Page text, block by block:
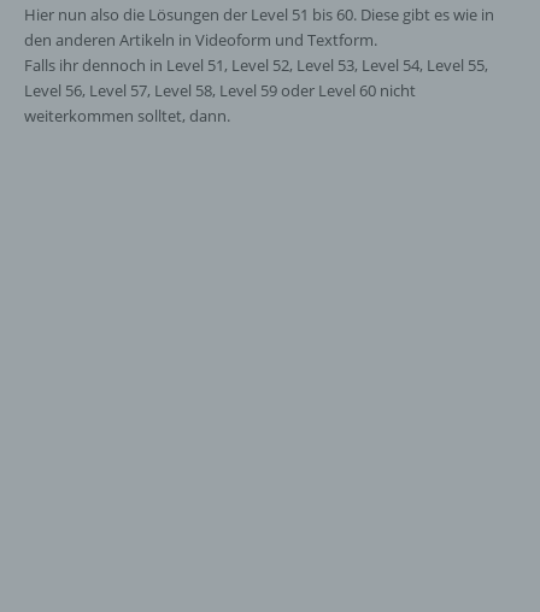
Hier nun also die Lösungen der Level 51 bis 60. Diese gibt es wie in
den anderen Artikeln in Videoform und Textform.
Falls ihr dennoch in Level 51, Level 52, Level 53, Level 54, Level 55,
Level 56, Level 57, Level 58, Level 59 oder Level 60 nicht
weiterkommen solltet, dann.